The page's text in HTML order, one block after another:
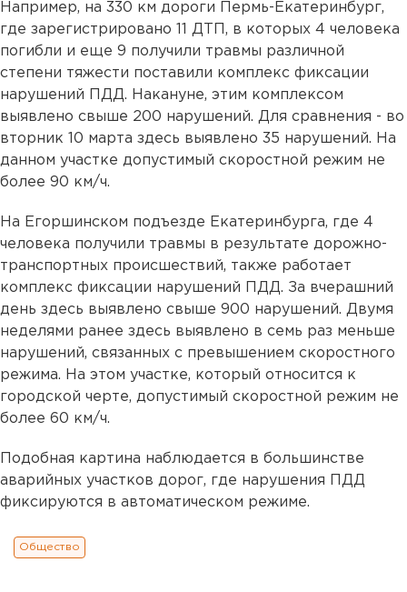
Например, на 330 км дороги Пермь-Екатеринбург,
где зарегистрировано 11 ДТП, в которых 4 человека
погибли и еще 9 получили травмы различной
степени тяжести поставили комплекс фиксации
нарушений ПДД. Накануне, этим комплексом
выявлено свыше 200 нарушений. Для сравнения - во
вторник 10 марта здесь выявлено 35 нарушений. На
данном участке допустимый скоростной режим не
более 90 км/ч.
На Егоршинском подъезде Екатеринбурга, где 4
человека получили травмы в результате дорожно-
транспортных происшествий, также работает
комплекс фиксации нарушений ПДД. За вчерашний
день здесь выявлено свыше 900 нарушений. Двумя
неделями ранее здесь выявлено в семь раз меньше
нарушений, связанных с превышением скоростного
режима. На этом участке, который относится к
городской черте, допустимый скоростной режим не
более 60 км/ч.
Подобная картина наблюдается в большинстве
аварийных участков дорог, где нарушения ПДД
фиксируются в автоматическом режиме.
Общество